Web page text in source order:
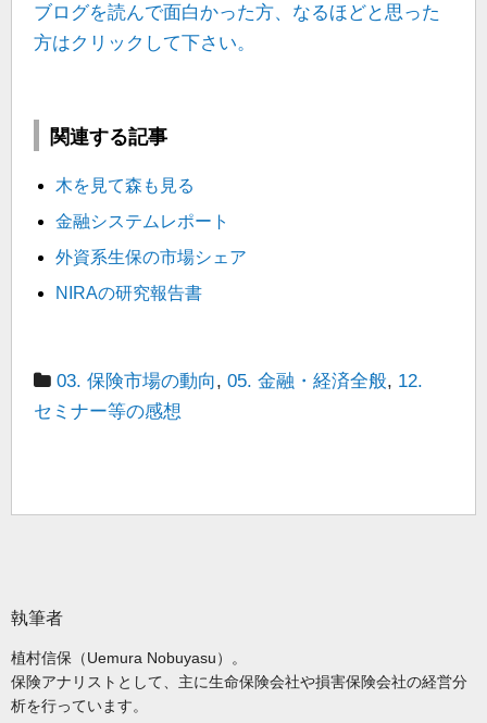
ブログを読んで面白かった方、なるほどと思った
方はクリックして下さい。
関連する記事
木を見て森も見る
金融システムレポート
外資系生保の市場シェア
NIRAの研究報告書
03. 保険市場の動向, 05. 金融・経済全般, 12.
セミナー等の感想
執筆者
植村信保（Uemura Nobuyasu）。
保険アナリストとして、主に生命保険会社や損害保険会社の経営分
析を行っています。